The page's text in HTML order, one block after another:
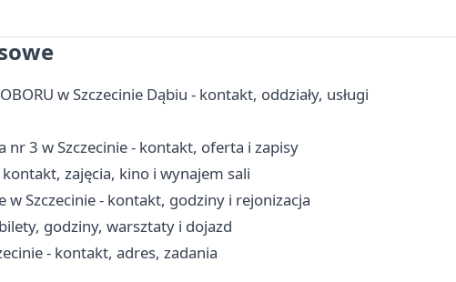
w Szczecinie Dąbiu - kontakt, oddziały, usługi
nr 3 w Szczecinie - kontakt, oferta i zapisy
zajęcia, kino i wynajem sali
Szczecinie - kontakt, godziny i rejonizacja
godziny, warsztaty i dojazd
- kontakt, adres, zadania